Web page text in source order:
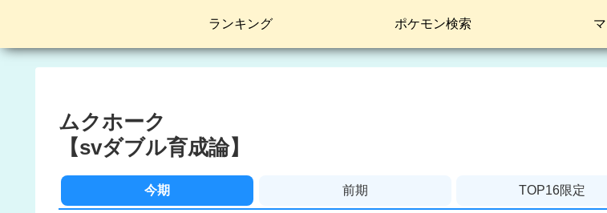
ランキング ポケモン検索
ムクホーク
【svダブル育成論】
今期 前期 TOP16限定